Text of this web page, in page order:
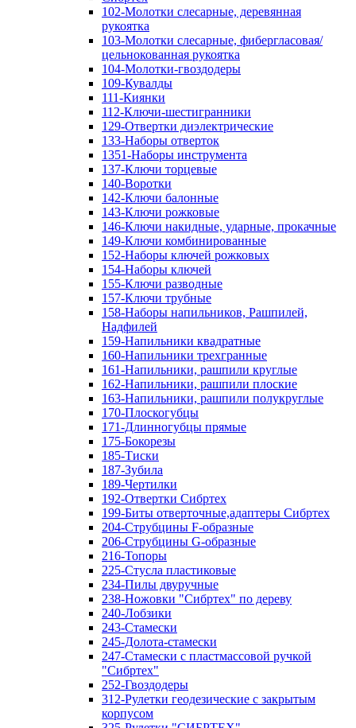
102-Молотки слесарные, деревянная
рукоятка
103-Молотки слесарные, фибергласовая/
цельнокованная рукоятка
104-Молотки-гвоздодеры
109-Кувалды
111-Киянки
112-Ключи-шестигранники
129-Отвертки диэлектрические
133-Наборы отверток
1351-Наборы инструмента
137-Ключи торцевые
140-Воротки
142-Ключи балонные
143-Ключи рожковые
146-Ключи накидные, ударные, прокачные
149-Ключи комбинированные
152-Наборы ключей рожковых
154-Наборы ключей
155-Ключи разводные
157-Ключи трубные
158-Наборы напильников, Рашпилей,
Надфилей
159-Напильники квадратные
160-Напильники трехгранные
161-Напильники, рашпили круглые
162-Напильники, рашпили плоские
163-Напильники, рашпили полукруглые
170-Плоскогубцы
171-Длинногубцы прямые
175-Бокорезы
185-Тиски
187-Зубила
189-Чертилки
192-Отвертки Сибртех
199-Биты отверточные,адаптеры Сибртех
204-Струбцины F-образные
206-Струбцины G-образные
216-Топоры
225-Стусла пластиковые
234-Пилы двуручные
238-Ножовки "Сибртех" по дереву
240-Лобзики
243-Стамески
245-Долота-стамески
247-Стамески с пластмассовой ручкой
"Сибртех"
252-Гвоздодеры
312-Рулетки геодезические с закрытым
корпусом